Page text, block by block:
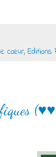
cœur, Editions